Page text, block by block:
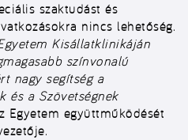
szaktudást és
nincs lehetőség.
Kisállatklinikáján
színvonalú
nagy segítség a
és a Szövetségnek
Egyetem együttműködését